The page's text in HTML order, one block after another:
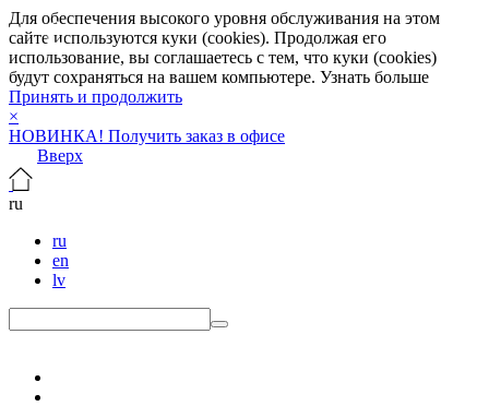
Для обеспечения высокого уровня обслуживания на этом
сайте используются куки (cookies). Продолжая его
использование, вы соглашаетесь с тем, что куки (cookies)
будут сохраняться на вашем компьютере. Узнать больше
Принять и продолжить
×
НОВИНКА! Получить заказ в офисе
Вверх
ru
ru
en
lv